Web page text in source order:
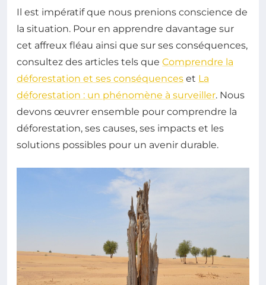
Il est impératif que nous prenions conscience de
la situation. Pour en apprendre davantage sur
cet affreux fléau ainsi que sur ses conséquences,
consultez des articles tels que Comprendre la
déforestation et ses conséquences et La
déforestation : un phénomène à surveiller. Nous
devons œuvrer ensemble pour comprendre la
déforestation, ses causes, ses impacts et les
solutions possibles pour un avenir durable.